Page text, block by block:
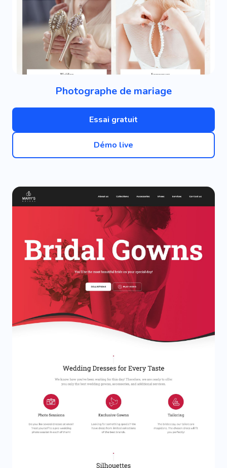
Photographe de mariage
Essai gratuit
Démo live